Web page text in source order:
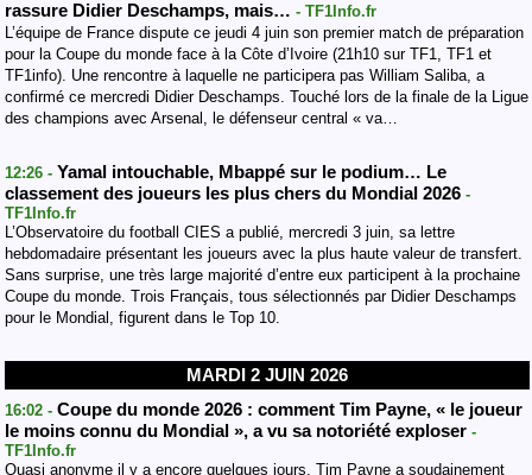
rassure Didier Deschamps, mais… - TF1Info.fr
L’équipe de France dispute ce jeudi 4 juin son premier match de préparation
pour la Coupe du monde face à la Côte d’Ivoire (21h10 sur TF1, TF1 et
TF1info). Une rencontre à laquelle ne participera pas William Saliba, a
confirmé ce mercredi Didier Deschamps. Touché lors de la finale de la Ligue
des champions avec Arsenal, le défenseur central « va…
12:26 - Yamal intouchable, Mbappé sur le podium… Le
classement des joueurs les plus chers du Mondial 2026 -
TF1Info.fr
L’Observatoire du football CIES a publié, mercredi 3 juin, sa lettre
hebdomadaire présentant les joueurs avec la plus haute valeur de transfert.
Sans surprise, une très large majorité d’entre eux participent à la prochaine
Coupe du monde. Trois Français, tous sélectionnés par Didier Deschamps
pour le Mondial, figurent dans le Top 10.
MARDI 2 JUIN 2026
16:02 - Coupe du monde 2026 : comment Tim Payne, « le joueur
le moins connu du Mondial », a vu sa notoriété exploser -
TF1Info.fr
Quasi anonyme il y a encore quelques jours, Tim Payne a soudainement